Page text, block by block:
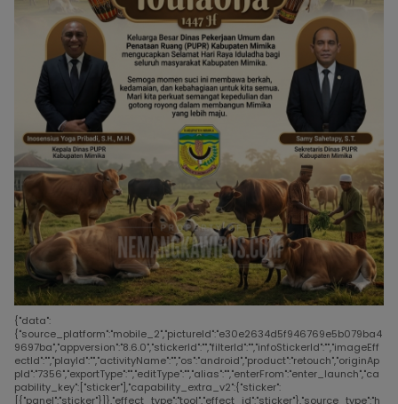
{"data":
{"source_platform":"mobile_2","pictureId":"e30e2634d5f946769e5b079ba4
9697ba","appversion":"8.6.0","stickerId":"","filterId":"","infoStickerId":"","imageEff
ectId":"","playId":"","activityName":"","os":"android","product":"retouch","originAp
pId":"7356","exportType":"","editType":"","alias":"","enterFrom":"enter_launch","ca
pability_key":["sticker"],"capability_extra_v2":{"sticker":
[{"panel":"sticker"}]},"effect_type":"tool","effect_id":"sticker"},"source_type":"h